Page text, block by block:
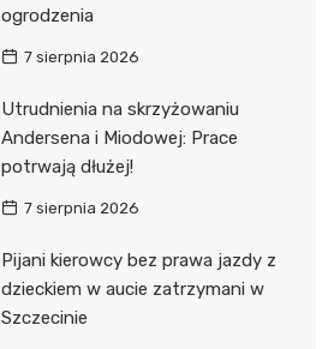
ogrodzenia
7 sierpnia 2026
Utrudnienia na skrzyżowaniu
Andersena i Miodowej: Prace
potrwają dłużej!
7 sierpnia 2026
Pijani kierowcy bez prawa jazdy z
dzieckiem w aucie zatrzymani w
Szczecinie